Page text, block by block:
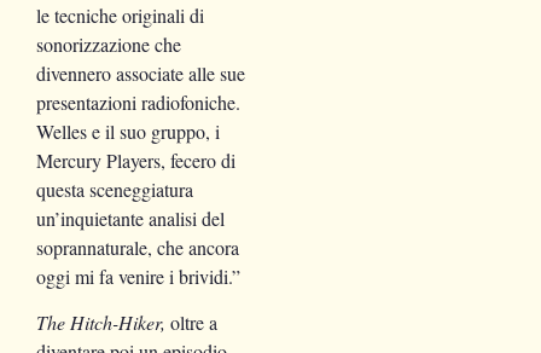
le tecniche originali di
sonorizzazione che
divennero associate alle sue
presentazioni radiofoniche.
Welles e il suo gruppo, i
Mercury Players, fecero di
questa sceneggiatura
un’inquietante analisi del
soprannaturale, che ancora
oggi mi fa venire i brividi.”
The Hitch-Hiker, oltre a